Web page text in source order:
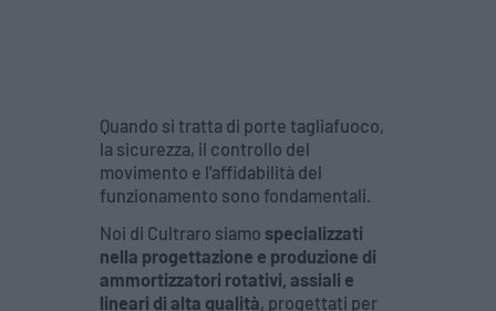
Quando si tratta di porte tagliafuoco,
la sicurezza, il controllo del
movimento e l'affidabilità del
funzionamento sono fondamentali.
Noi di Cultraro siamo specializzati
nella progettazione e produzione di
ammortizzatori rotativi, assiali e
lineari di alta qualità, progettati per